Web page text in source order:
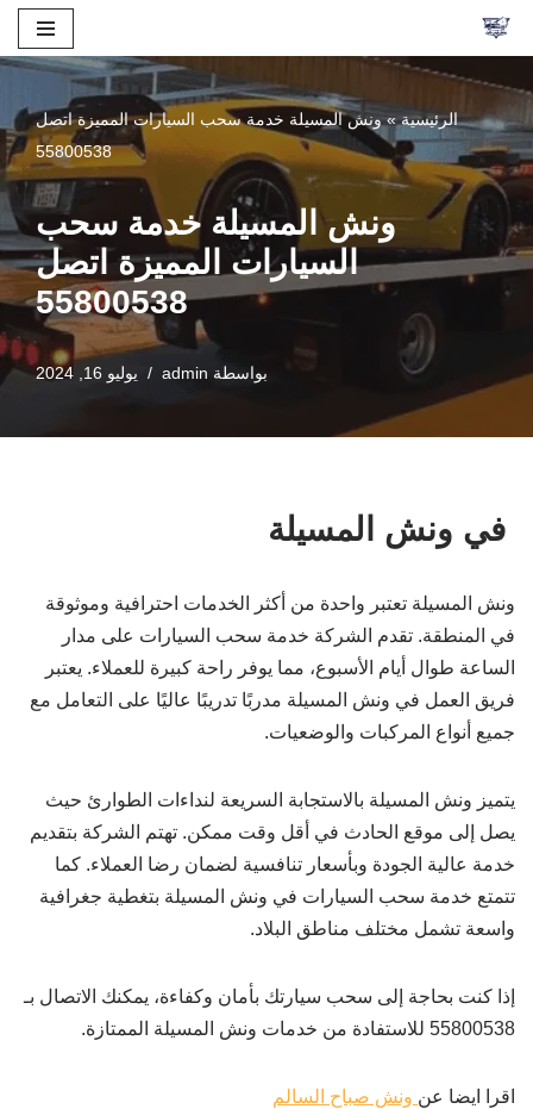
المحتوى
الرئيسية»ونش المسيلة خدمة سحب السيارات المميزة اتصل
55800538
ونش المسيلة خدمة سحب
السيارات المميزة اتصل
55800538
بواسطة admin يوليو 16, 2024
في ونش المسيلة
ونش المسيلة تعتبر واحدة من أكثر الخدمات احترافية وموثوقة
في المنطقة. تقدم الشركة خدمة سحب السيارات على مدار
الساعة طوال أيام الأسبوع، مما يوفر راحة كبيرة للعملاء. يعتبر
فريق العمل في ونش المسيلة مدربًا تدريبًا عاليًا على التعامل مع
جميع أنواع المركبات والوضعيات.
يتميز ونش المسيلة بالاستجابة السريعة لنداءات الطوارئ حيث
يصل إلى موقع الحادث في أقل وقت ممكن. تهتم الشركة بتقديم
خدمة عالية الجودة وبأسعار تنافسية لضمان رضا العملاء. كما
تتمتع خدمة سحب السيارات في ونش المسيلة بتغطية جغرافية
واسعة تشمل مختلف مناطق البلاد.
إذا كنت بحاجة إلى سحب سيارتك بأمان وكفاءة، يمكنك الاتصال بـ
55800538 للاستفادة من خدمات ونش المسيلة الممتازة.
اقرا ايضا عن ونش صباح السالم